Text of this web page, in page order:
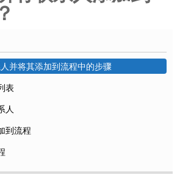
并将其添加到流程中的步骤
表
人
到流程